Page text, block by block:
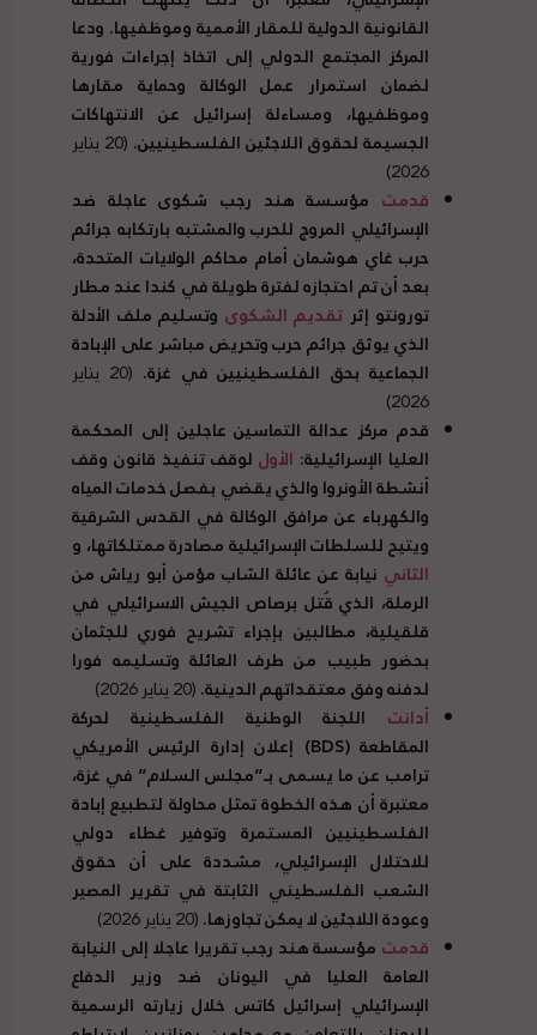
القانونية الدولية للمقار الأممية وموظفيها. ودعا
المركز المجتمع الدولي إلى اتخاذ إجراءات فورية
لضمان استمرار عمل الوكالة وحماية مقارها
وموظفيها، ومساءلة إسرائيل عن الانتهاكات
الجسيمة لحقوق اللاجئين الفلسطينيين.
(20 يناير
2026)
قدمت مؤسسة هند رجب شكوى عاجلة ضد
الإسرائيلي المروج للحرب والمشتبه بارتكابه جرائم
حرب غاي هوشمان أمام محاكم الولايات المتحدة،
بعد أن تم احتجازه لفترة طويلة في كندا عند مطار
تورونتو إثر تقديم الشكوى وتسليم ملف الأدلة
الذي يوثق جرائم حرب وتحريض مباشر على الإبادة
الجماعية بحق الفلسطينيين في غزة.
(20 يناير
2026)
قدم مركز عدالة التماسين عاجلين إلى المحكمة
العليا الإسرائيلية: الأول لوقف تنفيذ قانون وقف
أنشطة الأونروا والذي يقضي بفصل خدمات المياه
والكهرباء عن مرافق الوكالة في القدس الشرقية
ويتيح للسلطات الإسرائيلية مصادرة ممتلكاتها، و
الثاني نيابة عن عائلة الشاب مؤمن أبو رياش من
الرملة، الذي قُتل برصاص الجيش الاسرائيلي في
قلقيلية، مطالبين بإجراء تشريح فوري للجثمان
بحضور طبيب من طرف العائلة وتسليمه فورا
لدفنه وفق معتقداتهم الدينية.(20 يناير 2026)
أدانت اللجنة الوطنية الفلسطينية لحركة
المقاطعة (BDS) إعلان إدارة الرئيس الأمريكي
ترامب عن ما يسمى بـ”مجلس السلام” في غزة،
معتبرة أن هذه الخطوة تمثل محاولة لتطبيع إبادة
الفلسطينيين المستمرة وتوفير غطاء دولي
للاحتلال الإسرائيلي، مشددة على أن حقوق
الشعب الفلسطيني الثابتة في تقرير المصير
وعودة اللاجئين لا يمكن تجاوزها.(20 يناير 2026)
قدمت مؤسسة هند رجب تقريرا عاجلا إلى النيابة
العامة العليا في اليونان ضد وزير الدفاع
الإسرائيلي إسرائيل كاتس خلال زيارته الرسمية